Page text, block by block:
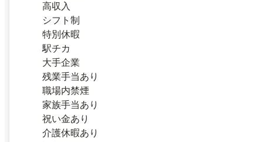
高収入
シフト制
特別休暇
駅チカ
大手企業
残業手当あり
職場内禁煙
家族手当あり
祝い金あり
介護休暇あり